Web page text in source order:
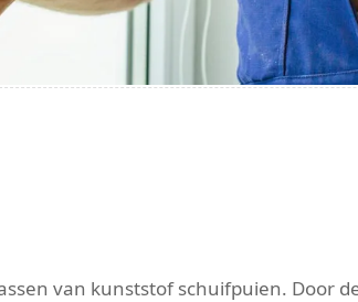
van kunststof schuifpuien. Door